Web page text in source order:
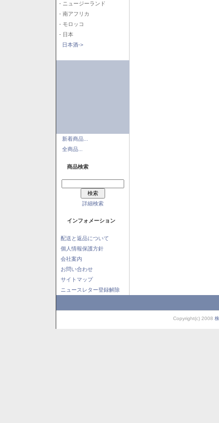
- ニュージーランド
- 南アフリカ
- モロッコ
- 日本
日本酒->
新着商品...
全商品...
商品検索
詳細検索
インフォメーション
配送と返品について
個人情報保護方針
会社案内
お問い合わせ
サイトマップ
ニュースレター登録解除
Copyright(c) 2008